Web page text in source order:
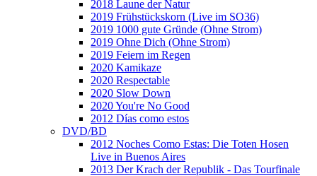
2018 Laune der Natur
2019 Frühstückskorn (Live im SO36)
2019 1000 gute Gründe (Ohne Strom)
2019 Ohne Dich (Ohne Strom)
2019 Feiern im Regen
2020 Kamikaze
2020 Respectable
2020 Slow Down
2020 You're No Good
2012 Días como estos
DVD/BD
2012 Noches Como Estas: Die Toten Hosen
Live in Buenos Aires
2013 Der Krach der Republik - Das Tourfinale